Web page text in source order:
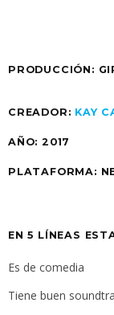
CREADOR: KAY
AÑO: 2017
PLATAFORMA:
EN 5 LÍNEAS
Es de comedia
Tiene buen